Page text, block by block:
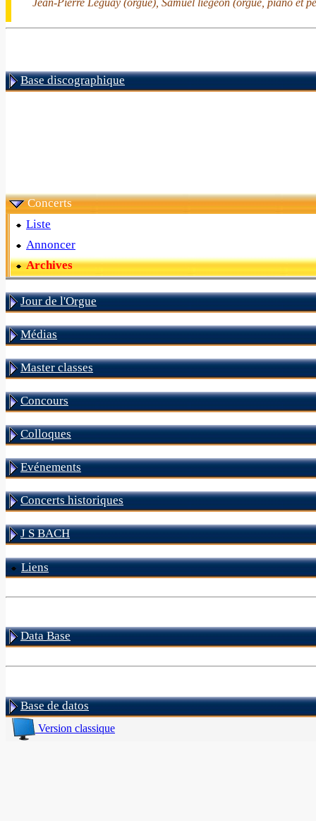
Jean-Pierre Leguay (orgue), Samuel liegeon (orgue, piano et
Base discographique
Concerts
Liste
Annoncer
Archives
Jour de l'Orgue
Médias
Master classes
Concours
Colloques
Evénements
Concerts historiques
J S BACH
Liens
Data Base
Base de datos
Version classique